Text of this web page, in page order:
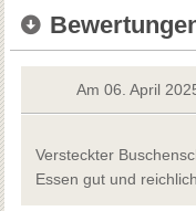
Am 06. April
Versteckter
Essen gut und